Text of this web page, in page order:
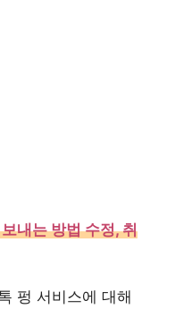
내는 방법 수정, 취
펑 서비스에 대해